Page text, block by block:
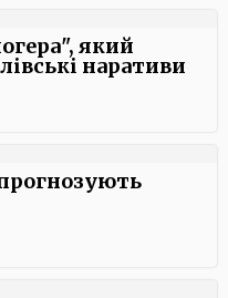
який
наративи